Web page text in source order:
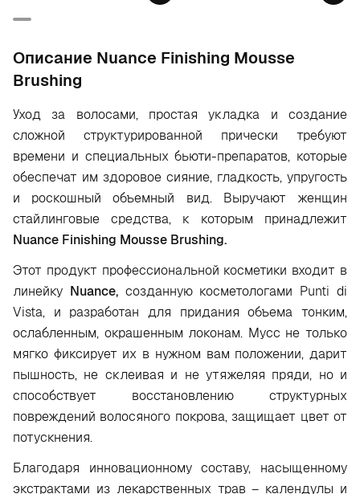
Oписание Nuance Finishing Mousse
Brushing
Уход за волосами, простая укладка и создание
сложной структурированной прически требуют
времени и специальных бьюти-препаратов, которые
обеспечат им здоровое сияние, гладкость, упругость
и роскошный объемный вид. Выручают женщин
стайлинговые средства, к которым принадлежит
Nuance Finishing Mousse Brushing.
Этот продукт профессиональной косметики входит в
линейку Nuance, созданную косметологами Punti di
Vista, и разработан для придания объема тонким,
ослабленным, окрашенным локонам. Мусс не только
мягко фиксирует их в нужном вам положении, дарит
пышность, не склеивая и не утяжеляя пряди, но и
способствует восстановлению структурных
повреждений волосяного покрова, защищает цвет от
потускнения.
Благодаря инновационному составу, насыщенному
экстрактами из лекарственных трав – календулы и